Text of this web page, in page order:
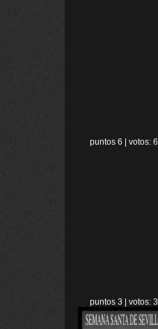
puntos 6 | votos: 6
puntos 3 | votos: 3